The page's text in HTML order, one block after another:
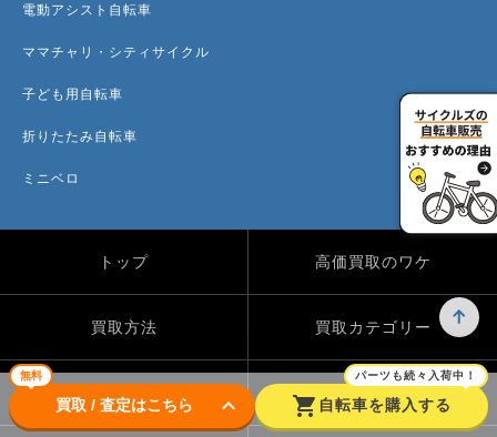
無料
買取 / 査定はこちら keyboard_arrow_down shopping_cart
パーツも続々入荷中！
自転車を購入する
電動アシスト自転車
ママチャリ・シティサイクル
子ども用自転車
折りたたみ自転車
ミニベロ
トップ 高価買取のワケ
買取方法 買取カテゴリー
買取実績 自転車のコラム